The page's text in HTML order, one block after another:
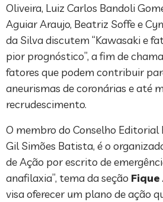
Oliveira, Luiz Carlos Bandoli
Aguiar Araujo, Beatriz Soffe e
da Silva discutem “Kawasaki e
pior prognóstico”, a fim de
fatores que podem contribuir
aneurismas de coronárias e até
recrudescimento.
O membro do Conselho Editorial
Gil Simões Batista, é o
de Ação por escrito de
anafilaxia”, tema da seção
visa oferecer um plano de ação